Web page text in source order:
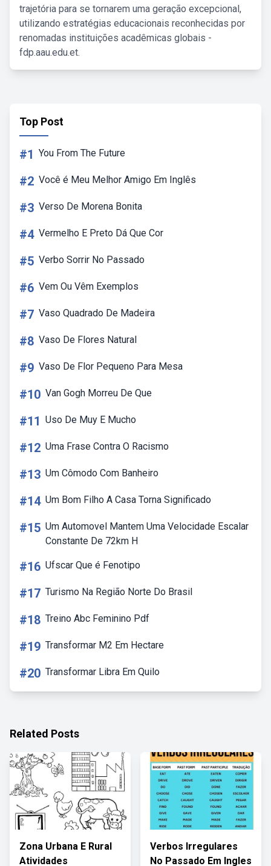
trajetória para se tornarem uma geração excepcional,
utilizando estratégias educacionais reconhecidas por
renomadas instituições acadêmicas globais -
fdp.aau.edu.et.
Top Post
#1 You From The Future
#2 Você é Meu Melhor Amigo Em Inglês
#3 Verso De Morena Bonita
#4 Vermelho E Preto Dá Que Cor
#5 Verbo Sorrir No Passado
#6 Vem Ou Vêm Exemplos
#7 Vaso Quadrado De Madeira
#8 Vaso De Flores Natural
#9 Vaso De Flor Pequeno Para Mesa
#10 Van Gogh Morreu De Que
#11 Uso De Muy E Mucho
#12 Uma Frase Contra O Racismo
#13 Um Cômodo Com Banheiro
#14 Um Bom Filho A Casa Torna Significado
#15 Um Automovel Mantem Uma Velocidade Escalar
Constante De 72km H
#16 Ufscar Que é Fenotipo
#17 Turismo Na Região Norte Do Brasil
#18 Treino Abc Feminino Pdf
#19 Transformar M2 Em Hectare
#20 Transformar Libra Em Quilo
Related Posts
Zona Urbana E Rural
Atividades
Verbos Irregulares
No Passado Em Ingles